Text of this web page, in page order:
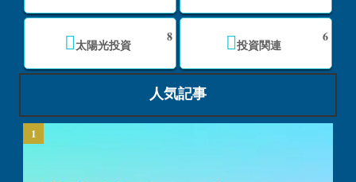
太陽光投資
8
投資関連
6
人気記事